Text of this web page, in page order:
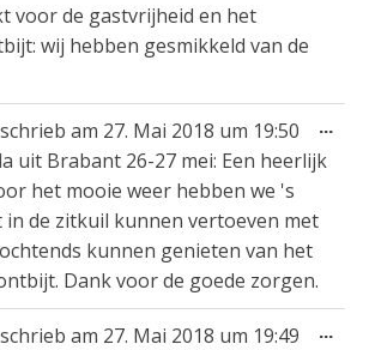
voor de gastvrijheid en het
wij hebben gesmikkeld van de
schrieb am 27. Mai 2018 um 19:50
uit Brabant 26-27 mei: Een heerlijk
het mooie weer hebben we 's
in de zitkuil kunnen vertoeven met
kunnen genieten van het
Dank voor de goede zorgen.
...
schrieb am 27. Mai 2018 um 19:49
...